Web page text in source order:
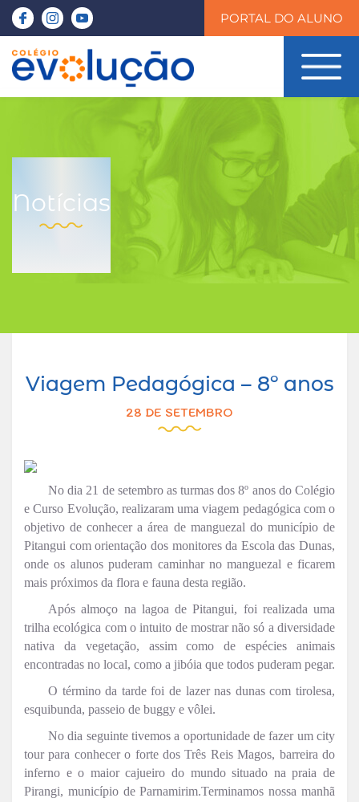
PORTAL DO ALUNO
Notícias
Viagem Pedagógica – 8º anos
28 DE SETEMBRO
No dia 21 de setembro as turmas dos 8º anos do Colégio
e Curso Evolução, realizaram uma viagem pedagógica com o
objetivo de conhecer a área de manguezal do município de
Pitangui com orientação dos monitores da Escola das Dunas,
onde os alunos puderam caminhar no manguezal e ficarem
mais próximos da flora e fauna desta região.
Após almoço na lagoa de Pitangui, foi realizada uma
trilha ecológica com o intuito de mostrar não só a diversidade
nativa da vegetação, assim como de espécies animais
encontradas no local, como a jibóia que todos puderam pegar.
O término da tarde foi de lazer nas dunas com tirolesa,
esquibunda, passeio de buggy e vôlei.
No dia seguinte tivemos a oportunidade de fazer um city
tour para conhecer o forte dos Três Reis Magos, barreira do
inferno e o maior cajueiro do mundo situado na praia de
Pirangi, município de Parnamirim.Terminamos nossa manhã